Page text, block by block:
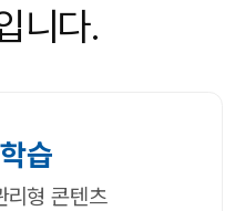
니다.
습
리형 콘텐츠